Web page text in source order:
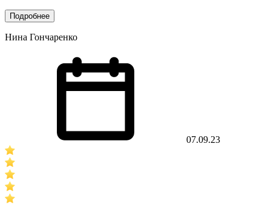
Подробнее
Нина Гончаренко
07.09.23